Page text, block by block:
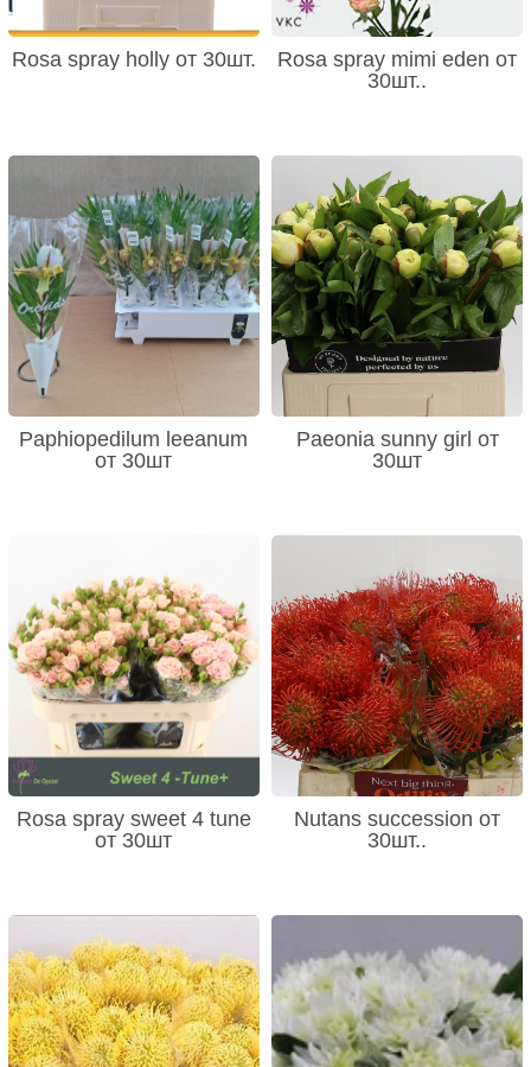
Rosa spray holly от 30шт.
Rosa spray mimi eden от
30шт..
Paphiopedilum leeanum
от 30шт
Paeonia sunny girl от
30шт
Rosa spray sweet 4 tune
от 30шт
Nutans succession от
30шт..